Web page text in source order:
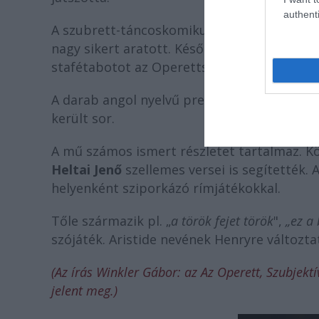
A szubrett-táncoskomikus kettős
nagy sikert aratott. Később, pályája
stafétabotot az Operettszínház színpadán
A darab angol nyelvű premierjére 1933.
került sor.
A mű számos ismert részletet tartalmaz.
Heltai Jenő szellemes versei is segítették.
helyenként sziporkázó rímjátékokkal.
Tőle származik pl. „a török fejet török", „ez a
szójáték. Aristide nevének Henryre
(Az írás Winkler Gábor: az Az Operett,
jelent meg.)